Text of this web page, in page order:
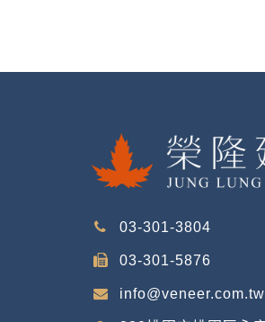
03-301-3804
03-301-5876
info@veneer.com.tw